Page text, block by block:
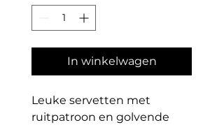
In winkelwagen
Leuke servetten met
ruitpatroon en golvende